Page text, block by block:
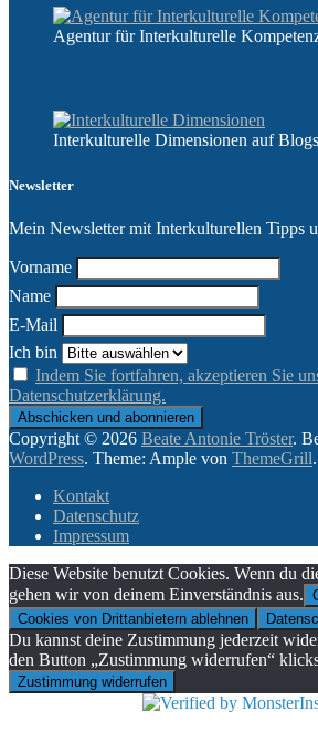
Agentur für Interkulturelle
Interkulturelle Dimensionen auf
Newsletter
Mein Newsletter mit Interkulturellen Tipps
Vorname
Name
E-Mail
Ich bin
Indem Sie fortfahren, akzeptieren Sie
Datenschutzerklärung.
Copyright © 2026 Beate Antonie Tröster.
WordPress. Theme: Ample von ThemeGrill.
Kontakt
Datenschutz
Impressum
Diese Website benutzt Cookies. Wenn du
gehen wir von deinem Einverständnis aus.
Cookies von Drittanbietern ablehnen
Du kannst deine Zustimmung jederzeit
den Button „Zustimmung widerrufen“
Zustimmung widerrufen